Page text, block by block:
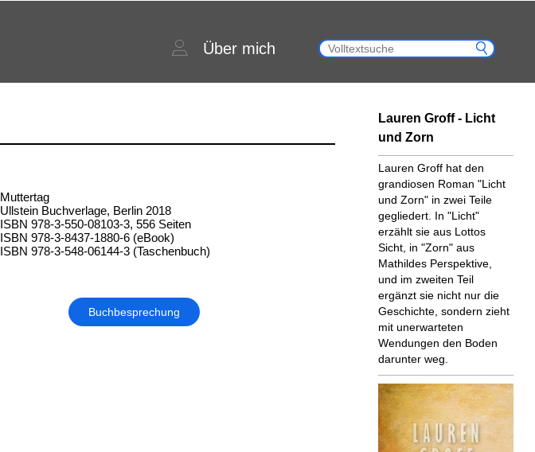
Über mich
Muttertag
Ullstein Buchverlage, Berlin 2018
ISBN 978-3-550-08103-3, 556 Seiten
ISBN 978-3-8437-1880-6 (eBook)
ISBN 978-3-548-06144-3 (Taschenbuch)
Buchbesprechung
Lauren Groff - Licht
und Zorn
Lauren Groff hat den
grandiosen Roman "Licht
und Zorn" in zwei Teile
gegliedert. In "Licht"
erzählt sie aus Lottos
Sicht, in "Zorn" aus
Mathildes Perspektive,
und im zweiten Teil
ergänzt sie nicht nur die
Geschichte, sondern zieht
mit unerwarteten
Wendungen den Boden
darunter weg.